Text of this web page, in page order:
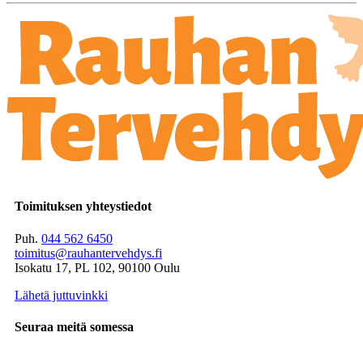
Toimituksen yhteystiedot
Puh. 044 562 6450
toimitus@rauhantervehdys.fi
Isokatu 17, PL 102, 90100 Oulu
Lähetä juttuvinkki
Seuraa meitä somessa